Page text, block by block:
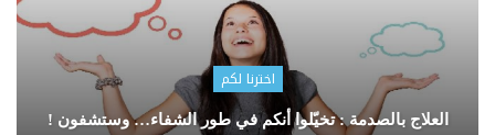
اخترنا لكم
العلاج بالصدمة : تخيّلوا أنكم في طور الشفاء… وستشفون !